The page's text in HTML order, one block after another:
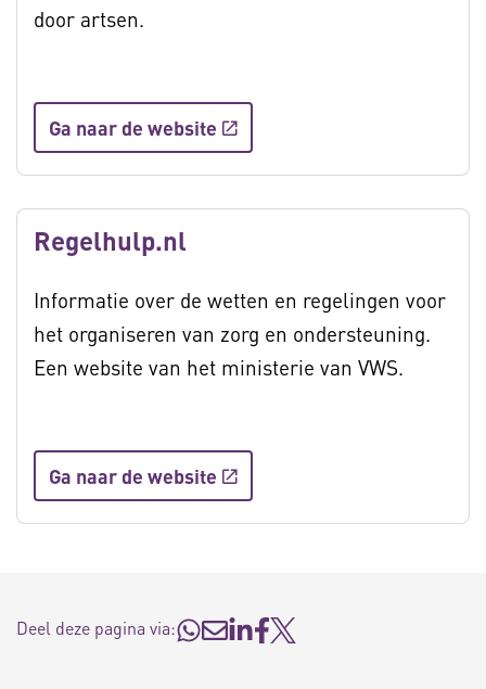
door artsen.
Ga naar de website
Regelhulp.nl
Informatie over de wetten en regelingen voor
het organiseren van zorg en ondersteuning.
Een website van het ministerie van VWS.
Ga naar de website
Deel deze pagina via: